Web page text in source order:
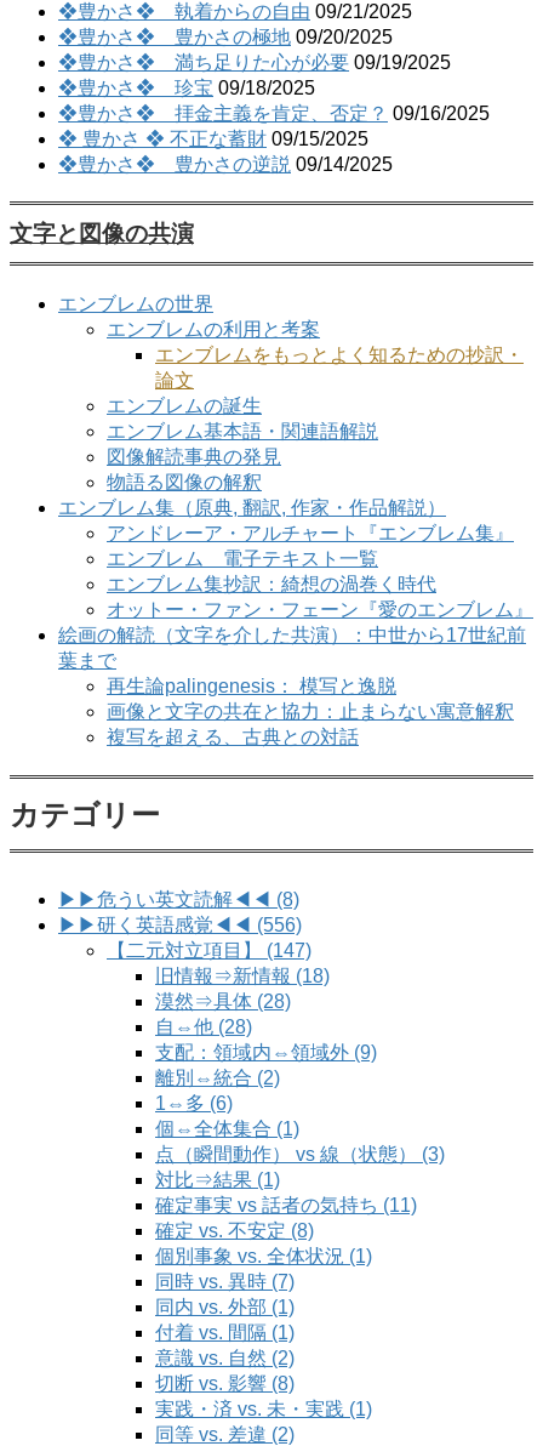
❖豊かさ❖ 執着からの自由 09/21/2025
❖豊かさ❖ 豊かさの極地 09/20/2025
❖豊かさ❖ 満ち足りた心が必要 09/19/2025
❖豊かさ❖ 珍宝 09/18/2025
❖豊かさ❖ 拝金主義を肯定、否定？ 09/16/2025
❖ 豊かさ ❖ 不正な蓄財 09/15/2025
❖豊かさ❖ 豊かさの逆説 09/14/2025
文字と図像の共演
エンブレムの世界
エンブレムの利用と考案
エンブレムをもっとよく知るための抄訳・
論文
エンブレムの誕生
エンブレム基本語・関連語解説
図像解読事典の発見
物語る図像の解釈
エンブレム集（原典, 翻訳, 作家・作品解説）
アンドレーア・アルチャート『エンブレム集』
エンブレム 電子テキスト一覧
エンブレム集抄訳：綺想の渦巻く時代
オットー・ファン・フェーン『愛のエンブレム』
絵画の解読（文字を介した共演）：中世から17世紀前
葉まで
再生論palingenesis： 模写と逸脱
画像と文字の共在と協力：止まらない寓意解釈
複写を超える、古典との対話
カテゴリー
▶▶危うい英文読解◀◀ (8)
▶▶研く英語感覚◀◀ (556)
【二元対立項目】 (147)
旧情報⇒新情報 (18)
漠然⇒具体 (28)
自⇔他 (28)
支配：領域内⇔領域外 (9)
離別⇔統合 (2)
1⇔多 (6)
個⇔全体集合 (1)
点（瞬間動作） vs 線（状態） (3)
対比⇒結果 (1)
確定事実 vs 話者の気持ち (11)
確定 vs. 不安定 (8)
個別事象 vs. 全体状況 (1)
同時 vs. 異時 (7)
同内 vs. 外部 (1)
付着 vs. 間隔 (1)
意識 vs. 自然 (2)
切断 vs. 影響 (8)
実践・済 vs. 未・実践 (1)
同等 vs. 差違 (2)